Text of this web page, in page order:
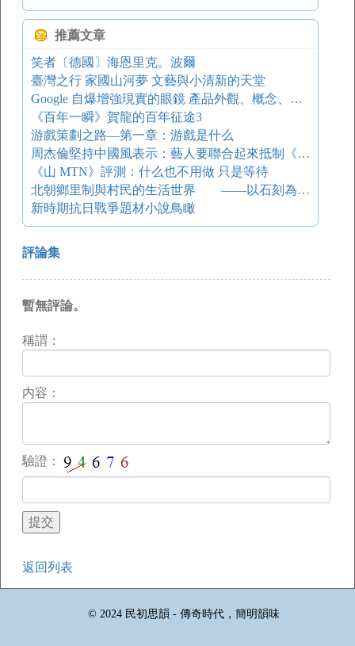
推薦文章
笑者〔德國〕海恩里克。波爾
臺灣之行 家國山河夢 文藝與小清新的天堂
Google 自爆增強現實的眼鏡 產品外觀、概念、操作視頻大泄露
《百年一瞬》賀龍的百年征途3
游戲策劃之路—第一章：游戲是什么
周杰倫堅持中國風表示：藝人要聯合起來抵制《江南Style》
《山 MTN》評測：什么也不用做 只是等待
北朝鄉里制與村民的生活世界 ——以石刻為中心的考察
新時期抗日戰爭題材小說鳥瞰
評論集
暫無評論。
稱謂：
内容：
驗證：
返回列表
© 2024 民初思韻 - 傳奇時代，簡明韻味